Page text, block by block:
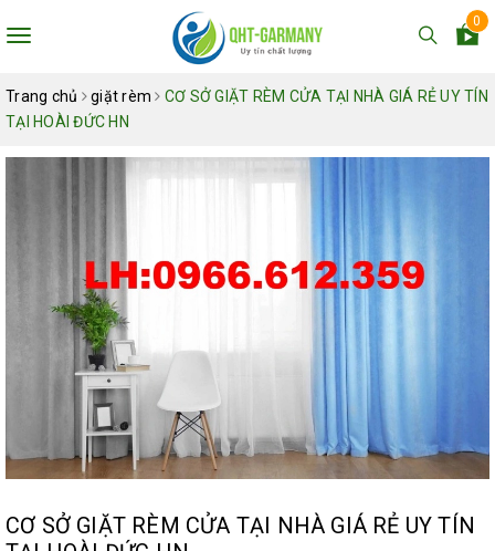
Toggle
0
Trang chủ giặt rèm
CƠ SỞ GIẶT RÈM CỬA TẠI NHÀ GIÁ RẺ UY TÍN
TẠI HOÀI ĐỨC HN
CƠ SỞ GIẶT RÈM CỬA TẠI NHÀ GIÁ RẺ UY TÍN